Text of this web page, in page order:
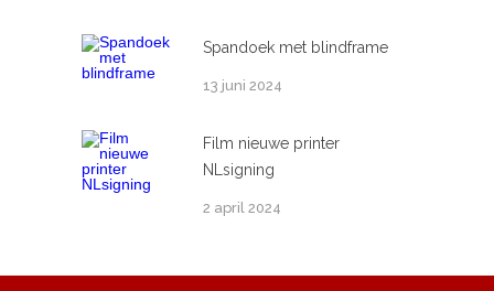
Spandoek met blindframe
13 juni 2024
Film nieuwe printer
NLsigning
2 april 2024